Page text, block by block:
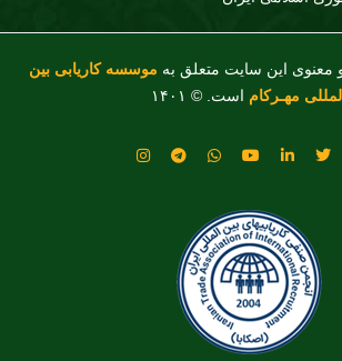
این سایت متعلق به موسسه کاریابی بین
مهـرکام است. © ۱۴۰۱